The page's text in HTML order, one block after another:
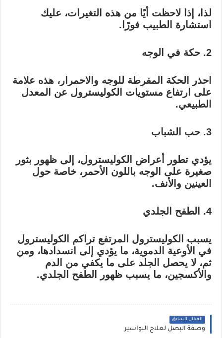
لذا، إذا لاحظت أيًا من هذه التغيرات، عليك
استشارة الطبيب فورًا.
2. حكة في الوجه
احذر الحكة المفرطة للوجه والاحمرار، هذه علامة
على ارتفاع مستويات الكوليسترول عن المعدل
الطبيعي.
3. حب الشباب
يؤدي تطور أعراض الكوليسترول، إلى ظهور بثور
صغيرة على الوجه باللون الأحمر، خاصة حول
العينين والأنف.
4. الطفح الجلدي
يسبب الكوليسترول المرتفع تراكم الكوليسترول
في الأوعية الدموية، ما يؤدي إلى انسدادها، ومن
ثم، لا يحصل الجلد على ما يكفي من الدم
والأكسجين، ما يسبب ظهور الطفح الجلدي.
المقال السابق
وصفة البصل لعلاج البواسير